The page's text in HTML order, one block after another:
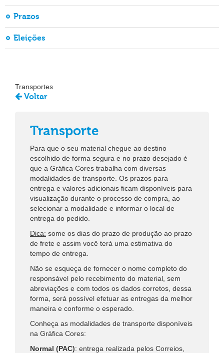
Prazos
Eleições
Transportes
Voltar
Transporte
Para que o seu material chegue ao destino
escolhido de forma segura e no prazo desejado é
que a Gráfica Cores trabalha com diversas
modalidades de transporte. Os prazos para
entrega e valores adicionais ficam disponíveis para
visualização durante o processo de compra, ao
selecionar a modalidade e informar o local de
entrega do pedido.
Dica: some os dias do prazo de produção ao prazo
de frete e assim você terá uma estimativa do
tempo de entrega.
Não se esqueça de fornecer o nome completo do
responsável pelo recebimento do material, sem
abreviações e com todos os dados corretos, dessa
forma, será possível efetuar as entregas da melhor
maneira e conforme o esperado.
Conheça as modalidades de transporte disponíveis
na Gráfica Cores:
Normal (PAC): entrega realizada pelos Correios,